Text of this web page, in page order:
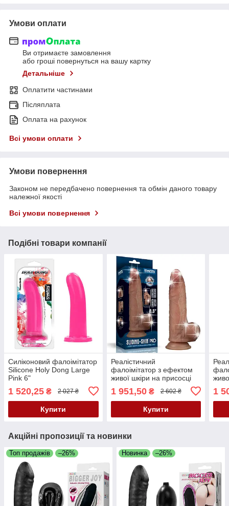
Умови оплати
Ви отримаєте замовлення
або гроші повернуться на вашу картку
Детальніше
Оплатити частинами
Післяплата
Оплата на рахунок
Всі умови оплати
Умови повернення
Законом не передбачено повернення та обмін даного товару
належної якості
Всі умови повернення
Подібні товари компанії
Силіконовий фалоімітатор
Silicone Holy Dong Large
Pink 6"
1 520,25 ₴ 2 027 ₴
Купити
Реалістичний
фалоімітатор з ефектом
живої шкіри на присосці
Sliding Skin Pro Dual Layer
Silicone Dong 8.5"
1 951,50₴ 2 602 ₴
Купити
1
Акційні пропозиції та новинки
Топ продажів –26% Новинка –26%